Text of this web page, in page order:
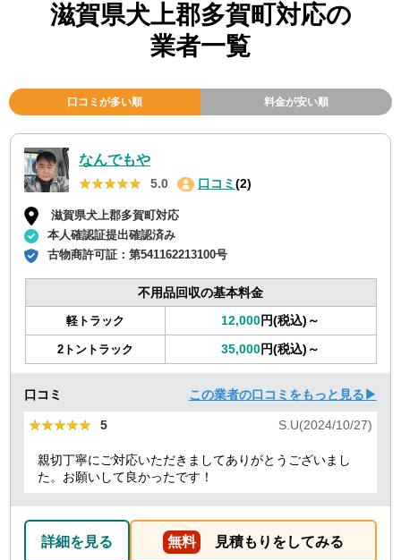
滋賀県犬上郡多賀町対応の
業者一覧
口コミが多い順 料金が安い順
なんでもや
★★★★★
★★★★★ 5.0 口コミ (2)
滋賀県犬上郡多賀町対応
本人確認証提出確認済み
古物商許可証：第541162213100号
不用品回収の基本料金
軽トラック 12,000円(税込)～
2トントラック 35,000円(税込)～
口コミ この業者の口コミをもっと見る▶
★★★★★
★★★★★ 5 S.U(2024/10/27)
親切丁寧にご対応いただきましてありがとうございまし
た。お願いして良かったです！
詳細を見る 無料 見積もりをしてみる